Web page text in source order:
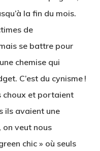
la fin du mois.
de
se battre pour
chemise qui
C’est du cynisme !
choux et portaient
ils avaient une
on veut nous
chic » où seuls